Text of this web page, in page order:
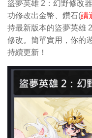
盜夢英雄 2：幻野修改
功修改出金幣、鑽石(請
持最新版本的盜夢英雄
修改。簡單實用，你的
持續更新！